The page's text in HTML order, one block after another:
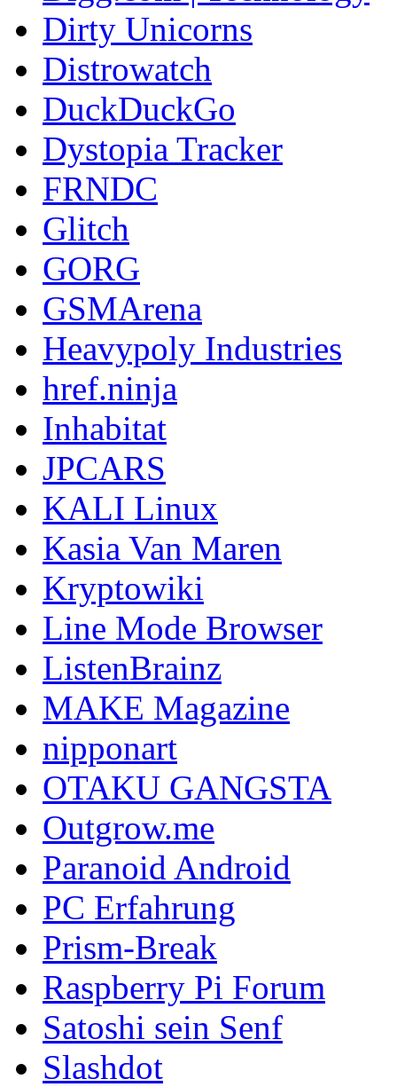
Dirty Unicorns
Distrowatch
DuckDuckGo
Dystopia Tracker
FRNDC
Glitch
GORG
GSMArena
Heavypoly Industries
href.ninja
Inhabitat
JPCARS
KALI Linux
Kasia Van Maren
Kryptowiki
Line Mode Browser
ListenBrainz
MAKE Magazine
nipponart
OTAKU GANGSTA
Outgrow.me
Paranoid Android
PC Erfahrung
Prism-Break
Raspberry Pi Forum
Satoshi sein Senf
Slashdot